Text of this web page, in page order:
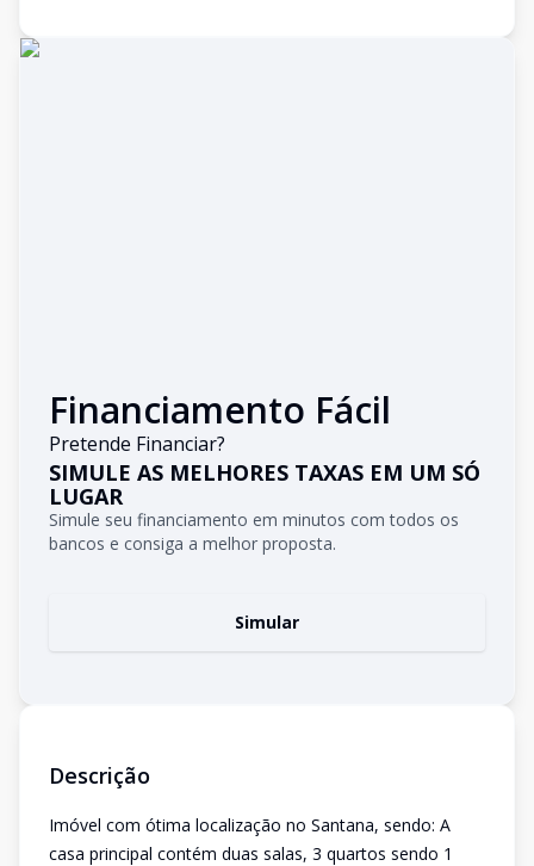
Financiamento Fácil
Pretende Financiar?
SIMULE AS MELHORES TAXAS EM UM SÓ
LUGAR
Simule seu financiamento em minutos com todos os
bancos e consiga a melhor proposta.
Simular
Descrição
Imóvel com ótima localização no Santana, sendo: A
casa principal contém duas salas, 3 quartos sendo 1